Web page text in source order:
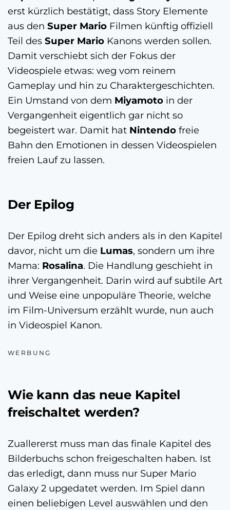
erst kürzlich bestätigt, dass Story Elemente
aus den Super Mario Filmen künftig offiziell
Teil des Super Mario Kanons werden sollen.
Damit verschiebt sich der Fokus der
Videospiele etwas: weg vom reinem
Gameplay und hin zu Charaktergeschichten.
Ein Umstand von dem Miyamoto in der
Vergangenheit eigentlich gar nicht so
begeistert war. Damit hat Nintendo freie
Bahn den Emotionen in dessen Videospielen
freien Lauf zu lassen.
Der Epilog
Der Epilog dreht sich anders als in den Kapitel
davor, nicht um die Lumas, sondern um ihre
Mama: Rosalina. Die Handlung geschieht in
ihrer Vergangenheit. Darin wird auf subtile Art
und Weise eine unpopuläre Theorie, welche
im Film-Universum erzählt wurde, nun auch
in Videospiel Kanon.
WERBUNG
Wie kann das neue Kapitel
freischaltet werden?
Zuallererst muss man das finale Kapitel des
Bilderbuchs schon freigeschalten haben. Ist
das erledigt, dann muss nur Super Mario
Galaxy 2 upgedatet werden. Im Spiel dann
einen beliebigen Level auswählen und den